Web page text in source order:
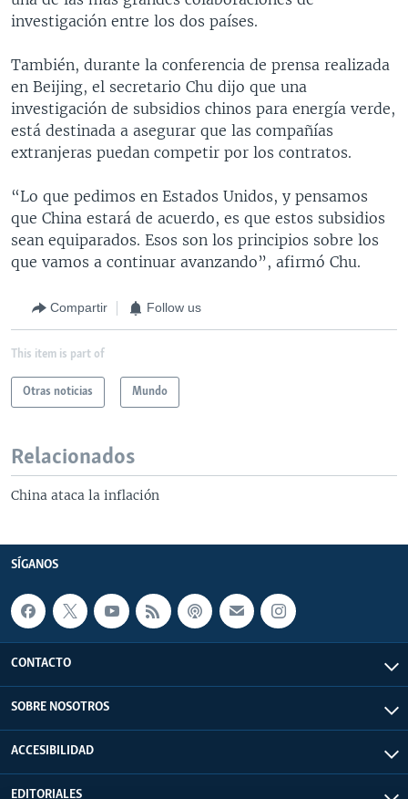
investigación entre los dos países.
También, durante la conferencia de prensa realizada
en Beijing, el secretario Chu dijo que una
investigación de subsidios chinos para energía verde,
está destinada a asegurar que las compañías
extranjeras puedan competir por los contratos.
“Lo que pedimos en Estados Unidos, y pensamos
que China estará de acuerdo, es que estos subsidios
sean equiparados. Esos son los principios sobre los
que vamos a continuar avanzando”, afirmó Chu.
Compartir Follow us
This item is part of
Otras noticias Mundo
Relacionados
China ataca la inflación
SÍGANOS
CONTACTO
SOBRE NOSOTROS
ACCESIBILIDAD
EDITORIALES